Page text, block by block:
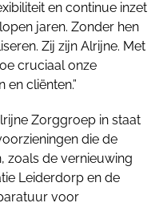
en continue inzet
jaren. Zonder hen
Zij zijn Alrijne. Met
cruciaal onze
cliënten.”
Zorggroep in staat
die de
zoals de vernieuwing
Leiderdorp en de
voor